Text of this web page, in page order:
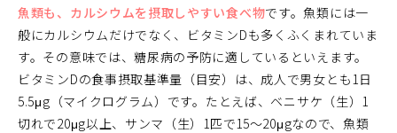
魚類も、カルシウムを摂取しやすい食べ物です。魚類には一
般にカルシウムだけでなく、ビタミンDも多くふくまれていま
す。その意味では、糖尿病の予防に適しているといえます。
ビタミンDの食事摂取基準量（目安）は、成人で男女とも1日
5.5μg（マイクログラム）です。たとえば、ベニサケ（生）1
切れで20μg以上、サンマ（生）1匹で15～20μgなので、魚類